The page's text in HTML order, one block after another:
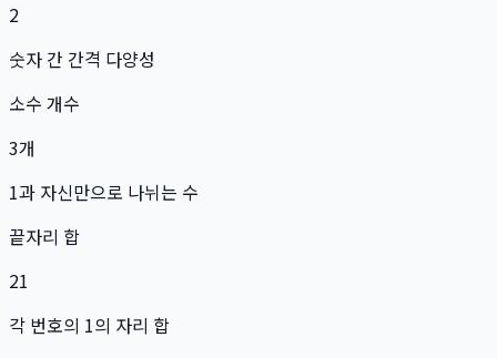
2
숫자 간 간격 다양성
소수 개수
3개
1과 자신만으로 나뉘는 수
끝자리 합
21
각 번호의 1의 자리 합